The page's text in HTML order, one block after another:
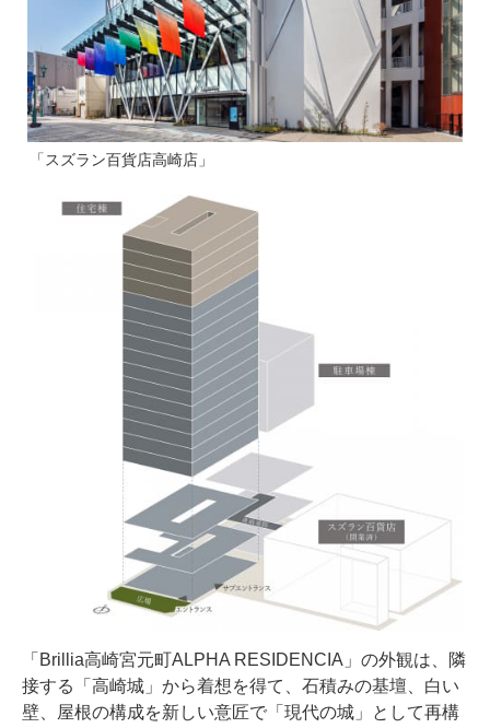
「スズラン百貨店高崎店」
「Brillia高崎宮元町ALPHA RESIDENCIA」の外観は、隣
接する「高崎城」から着想を得て、石積みの基壇、白い
壁、屋根の構成を新しい意匠で「現代の城」として再構